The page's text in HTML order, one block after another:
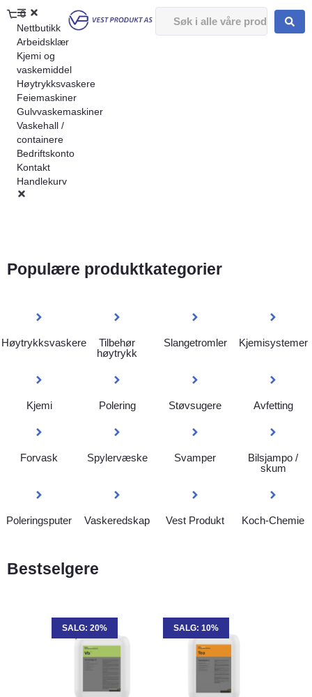
0
Nettbutikk
Arbeidsklær
Kjemi og
vaskemiddel
Høytrykksvaskere
Feiemaskiner
Gulvvaskemaskiner
Vaskehall /
containere
Bedriftskonto
Kontakt
Handlekurv
Populære produktkategorier
Høytrykksvaskere
Tilbehør
høytrykk
Slangetromler Kjemisystemer
Kjemi Polering Støvsugere Avfetting
Forvask Spylervæske Svamper
Bilsjampo /
skum
Poleringsputer Vaskeredskap Vest Produkt Koch-Chemie
Bestselgere
SALG: 20% SALG: 10%